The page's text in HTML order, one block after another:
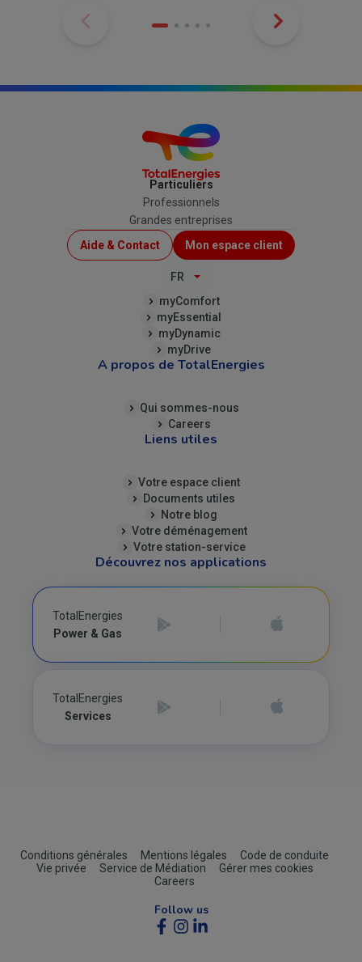
Particuliers
Professionnels
Grandes entreprises
Menu
Top
Aide & Contact Mon espace client
FR
myComfort
myEssential
myDynamic
myDrive
A propos de TotalEnergies
Qui sommes-nous
Careers
Liens utiles
Votre espace client
Documents utiles
Notre blog
Votre déménagement
Votre station-service
Découvrez nos applications
TotalEnergies
Power & Gas
TotalEnergies
Services
Footer
Conditions générales Mentions légales
Code de conduite
Vie privée
Service de Médiation
Gérer mes cookies
Careers
Follow us
Social